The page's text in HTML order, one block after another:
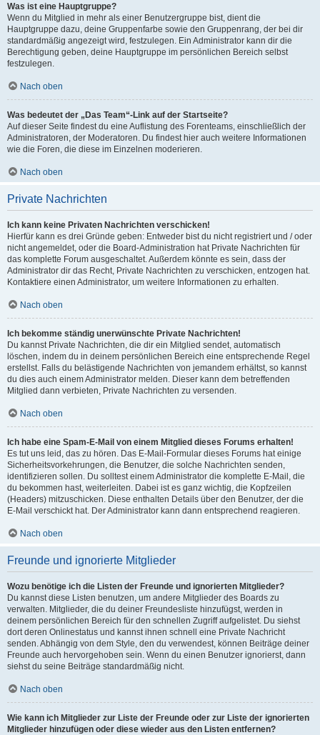
Was ist eine Hauptgruppe?
Wenn du Mitglied in mehr als einer Benutzergruppe bist, dient die
Hauptgruppe dazu, deine Gruppenfarbe sowie den Gruppenrang, der bei dir
standardmäßig angezeigt wird, festzulegen. Ein Administrator kann dir die
Berechtigung geben, deine Hauptgruppe im persönlichen Bereich selbst
festzulegen.
Nach oben
Was bedeutet der „Das Team“-Link auf der Startseite?
Auf dieser Seite findest du eine Auflistung des Forenteams, einschließlich der
Administratoren, der Moderatoren. Du findest hier auch weitere Informationen
wie die Foren, die diese im Einzelnen moderieren.
Nach oben
Private Nachrichten
Ich kann keine Privaten Nachrichten verschicken!
Hierfür kann es drei Gründe geben: Entweder bist du nicht registriert und / oder
nicht angemeldet, oder die Board-Administration hat Private Nachrichten für
das komplette Forum ausgeschaltet. Außerdem könnte es sein, dass der
Administrator dir das Recht, Private Nachrichten zu verschicken, entzogen hat.
Kontaktiere einen Administrator, um weitere Informationen zu erhalten.
Nach oben
Ich bekomme ständig unerwünschte Private Nachrichten!
Du kannst Private Nachrichten, die dir ein Mitglied sendet, automatisch
löschen, indem du in deinem persönlichen Bereich eine entsprechende Regel
erstellst. Falls du belästigende Nachrichten von jemandem erhältst, so kannst
du dies auch einem Administrator melden. Dieser kann dem betreffenden
Mitglied dann verbieten, Private Nachrichten zu versenden.
Nach oben
Ich habe eine Spam-E-Mail von einem Mitglied dieses Forums erhalten!
Es tut uns leid, das zu hören. Das E-Mail-Formular dieses Forums hat einige
Sicherheitsvorkehrungen, die Benutzer, die solche Nachrichten senden,
identifizieren sollen. Du solltest einem Administrator die komplette E-Mail, die
du bekommen hast, weiterleiten. Dabei ist es ganz wichtig, die Kopfzeilen
(Headers) mitzuschicken. Diese enthalten Details über den Benutzer, der die
E-Mail verschickt hat. Der Administrator kann dann entsprechend reagieren.
Nach oben
Freunde und ignorierte Mitglieder
Wozu benötige ich die Listen der Freunde und ignorierten Mitglieder?
Du kannst diese Listen benutzen, um andere Mitglieder des Boards zu
verwalten. Mitglieder, die du deiner Freundesliste hinzufügst, werden in
deinem persönlichen Bereich für den schnellen Zugriff aufgelistet. Du siehst
dort deren Onlinestatus und kannst ihnen schnell eine Private Nachricht
senden. Abhängig von dem Style, den du verwendest, können Beiträge deiner
Freunde auch hervorgehoben sein. Wenn du einen Benutzer ignorierst, dann
siehst du seine Beiträge standardmäßig nicht.
Nach oben
Wie kann ich Mitglieder zur Liste der Freunde oder zur Liste der ignorierten
Mitglieder hinzufügen oder diese wieder aus den Listen entfernen?